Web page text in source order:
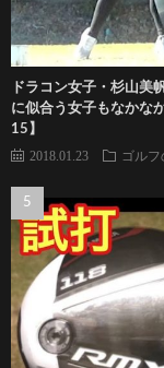
ドラコン女子・杉山美
に似合う女子もなかな
15】
2018.01.23 ゴル